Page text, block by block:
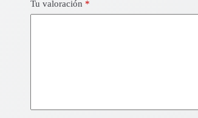
Tu valoración *